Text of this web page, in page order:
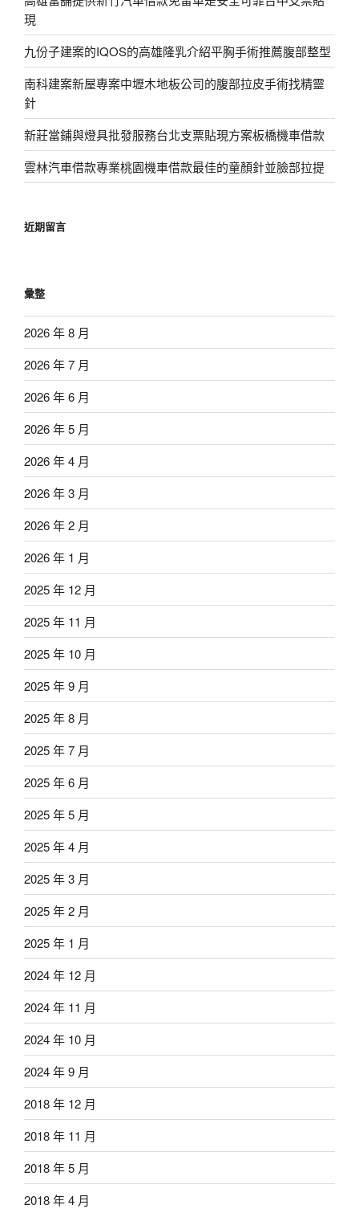
現
九份子建案的IQOS的高雄隆乳介紹平胸手術推薦腹部整型
南科建案新屋專案中壢木地板公司的腹部拉皮手術找精靈
針
新莊當鋪與燈具批發服務台北支票貼現方案板橋機車借款
雲林汽車借款專業桃園機車借款最佳的童顏針並臉部拉提
近期留言
彙整
2026 年 8 月
2026 年 7 月
2026 年 6 月
2026 年 5 月
2026 年 4 月
2026 年 3 月
2026 年 2 月
2026 年 1 月
2025 年 12 月
2025 年 11 月
2025 年 10 月
2025 年 9 月
2025 年 8 月
2025 年 7 月
2025 年 6 月
2025 年 5 月
2025 年 4 月
2025 年 3 月
2025 年 2 月
2025 年 1 月
2024 年 12 月
2024 年 11 月
2024 年 10 月
2024 年 9 月
2018 年 12 月
2018 年 11 月
2018 年 5 月
2018 年 4 月